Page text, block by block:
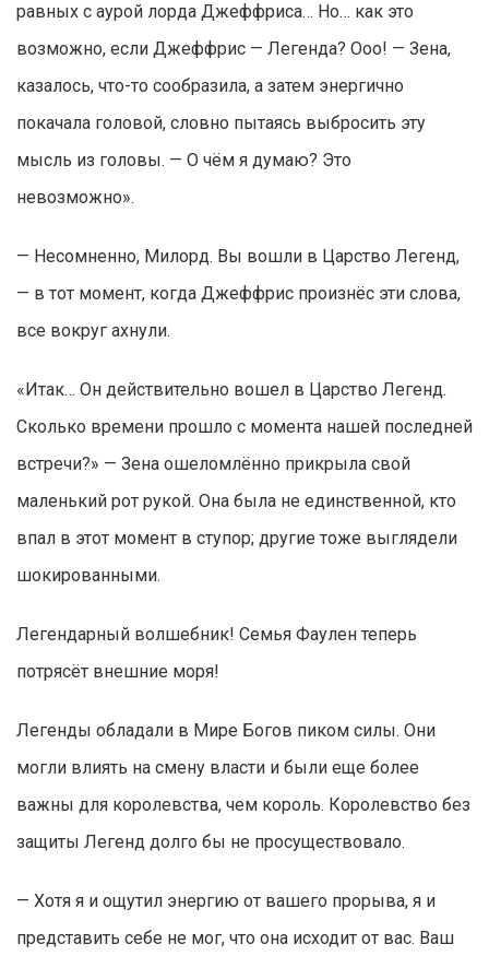
равных с аурой лорда Джеффриса… Но… как это
возможно, если Джеффрис — Легенда? Ооо! — Зена,
казалось, что-то сообразила, а затем энергично
покачала головой, словно пытаясь выбросить эту
мысль из головы. — О чём я думаю? Это
невозможно».
— Несомненно, Милорд. Вы вошли в Царство Легенд,
— в тот момент, когда Джеффрис произнёс эти слова,
все вокруг ахнули.
«Итак… Он действительно вошел в Царство Легенд.
Сколько времени прошло с момента нашей последней
встречи?» — Зена ошеломлённо прикрыла свой
маленький рот рукой. Она была не единственной, кто
впал в этот момент в ступор; другие тоже выглядели
шокированными.
Легендарный волшебник! Семья Фаулен теперь
потрясёт внешние моря!
Легенды обладали в Мире Богов пиком силы. Они
могли влиять на смену власти и были еще более
важны для королевства, чем король. Королевство без
защиты Легенд долго бы не просуществовало.
— Хотя я и ощутил энергию от вашего прорыва, я и
представить себе не мог, что она исходит от вас. Ваш